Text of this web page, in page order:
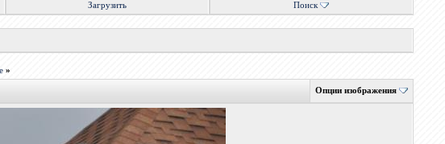
Загрузить Поиск
»
Опции изображения